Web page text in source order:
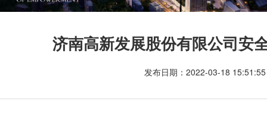
济南高新发展股份有限公司安
发布日期：2022-03-18